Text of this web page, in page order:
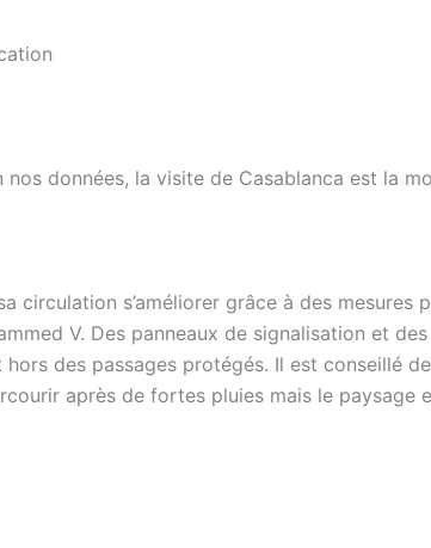
données, la visite de Casablanca est la
circulation s’améliorer grâce à des
V. Des panneaux de signalisation et
des passages protégés. Il est conseillé
après de fortes pluies mais le paysage